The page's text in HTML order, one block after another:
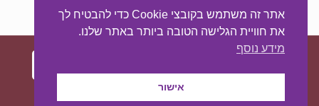
עיצוב ובניית האתר:מאסטר סייט - יצירת נוכחות
אתר זה משתמש בקובצי Cookie כדי להבטיח לך
את חוויית הגלישה הטובה ביותר באתר שלנו.
מידע נוסף
אישור